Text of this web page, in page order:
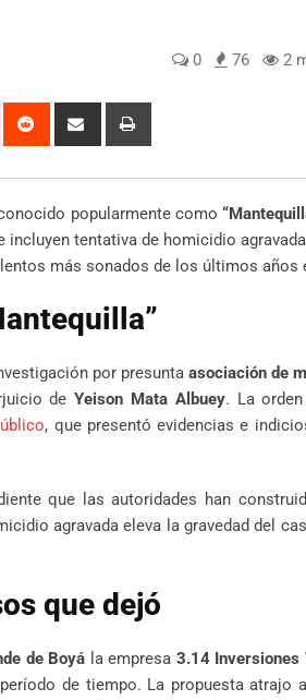
0 76 2
Pinterest Reddit
Share
popularmente como
tentativa de homicidio agravada
más sonados de los últimos años
por presunta asociación de
deYeison Mata Albuey. La
, que presentó evidencias e
que las autoridades han
agravada eleva la gravedad del
que dejó
de Boyá la empresa 3.14 Inversiones
de tiempo. La propuesta atrajo